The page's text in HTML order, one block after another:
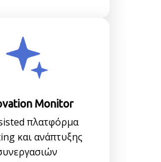
Monitor
πλατφόρμα
και ανάπτυξης